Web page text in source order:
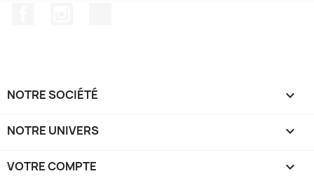
NOTRE SOCIÉTÉ 
NOTRE UNIVERS 
VOTRE COMPTE 